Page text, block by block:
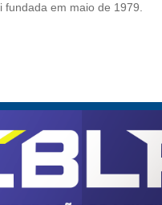
fundada em maio de 1979.